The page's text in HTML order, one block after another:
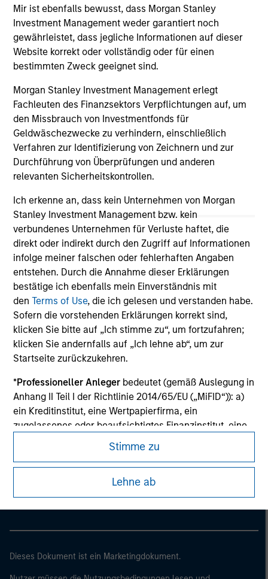
Mir ist ebenfalls bewusst, dass Morgan Stanley
Investment Management weder garantiert noch
gewährleistet, dass jegliche Informationen auf dieser
Website korrekt oder vollständig oder für einen
bestimmten Zweck geeignet sind.
Morgan Stanley Investment Management erlegt
Fachleuten des Finanzsektors Verpflichtungen auf, um
den Missbrauch von Investmentfonds für
Geldwäschezwecke zu verhindern, einschließlich
Verfahren zur Identifizierung von Zeichnern und zur
Durchführung von Überprüfungen und anderen
relevanten Sicherheitskontrollen.
Ich erkenne an, dass kein Unternehmen von Morgan
Stanley Investment Management bzw. kein
verbundenes Unternehmen für Verluste haftet, die
direkt oder indirekt durch den Zugriff auf Informationen
infolge meiner falschen oder fehlerhaften Angaben
entstehen. Durch die Annahme dieser Erklärungen
bestätige ich ebenfalls mein Einverständnis mit
denTerms of Use, die ich gelesen und verstanden habe.
Sofern die vorstehenden Erklärungen korrekt sind,
klicken Sie bitte auf „Ich stimme zu“, um fortzufahren;
klicken Sie andernfalls auf „Ich lehne ab“, um zur
Startseite zurückzukehren.
*Professioneller Anleger bedeutet (gemäß Auslegung in
Anhang II Teil I der Richtlinie 2014/65/EU („MiFID“)): a)
ein Kreditinstitut, eine Wertpapierfirma, ein
zugelassenes oder beaufsichtigtes Finanzinstitut, eine
Versicherungsgesellschaft, ein Organismus für
gemeinsame Anlagen oder dessen
Verwaltungsgesellschaft, ein Pensionsfonds oder
dessen Verwaltungsgesellschaft, ein Warenhändler
oder Waren-Derivatehändler oder ein sonstiger
institutioneller Anleger, der in jedem Fall für die Tätigkeit
das mindestens zwei der folgenden
Stimme zu
Lehne ab
03-DEC-2025
May not represent all Team Members.
The information on this page is for informational
purposes only. The information contained herein does
not constitute and should not be construed as an
offering of advisory services or an offer to sell or a
solicitation of an offer to buy any securities in any
purchase or sale would be unlawful under the
securities, insurance or other laws of such jurisdiction.
All investing involves risks, including a loss of principal.
Please refer to the strategy detail page for important
information on the strategy, including additional risk
considerations.
Morgan Stanley Careers
Dieses Dokument ist ein Marketingdokument.